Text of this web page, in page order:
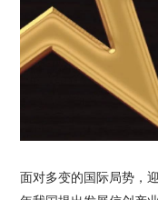
面对多变的国际局势，